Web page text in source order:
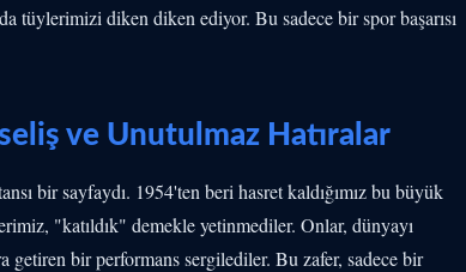
tüylerimizi diken diken ediyor. Bu sadece bir spor başarısı
ve Unutulmaz Hatıralar
bir sayfaydı. 1954'ten beri hasret kaldığımız bu büyük
"katıldık" demekle yetinmediler. Onlar, dünyayı
getiren bir performans sergilediler. Bu zafer, sadece bir